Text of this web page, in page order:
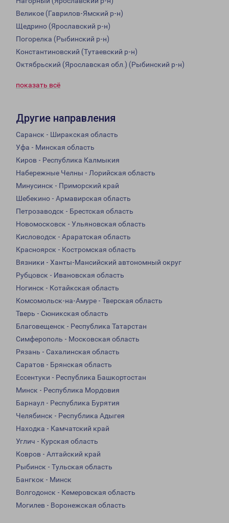
Великое (Гаврилов-Ямский р-н)
Щедрино (Ярославский р-н)
Погорелка (Рыбинский р-н)
Константиновский (Тутаевский р-н)
Октябрьский (Ярославская обл.) (Рыбинский р-н)
показать всё
Другие направления
Саранск - Ширакская область
Уфа - Минская область
Киров - Республика Калмыкия
Набережные Челны - Лорийская область
Минусинск - Приморский край
Шебекино - Армавирская область
Петрозаводск - Брестская область
Новомосковск - Ульяновская область
Кисловодск - Араратская область
Красноярск - Костромская область
Вязники - Ханты-Мансийский автономный округ
Рубцовск - Ивановская область
Ногинск - Котайкская область
Комсомольск-на-Амуре - Тверская область
Тверь - Сюникская область
Благовещенск - Республика Татарстан
Симферополь - Московская область
Рязань - Сахалинская область
Саратов - Брянская область
Ессентуки - Республика Башкортостан
Минск - Республика Мордовия
Барнаул - Республика Бурятия
Челябинск - Республика Адыгея
Находка - Камчатский край
Углич - Курская область
Ковров - Алтайский край
Рыбинск - Тульская область
Бангкок - Минск
Волгодонск - Кемеровская область
Могилев - Воронежская область